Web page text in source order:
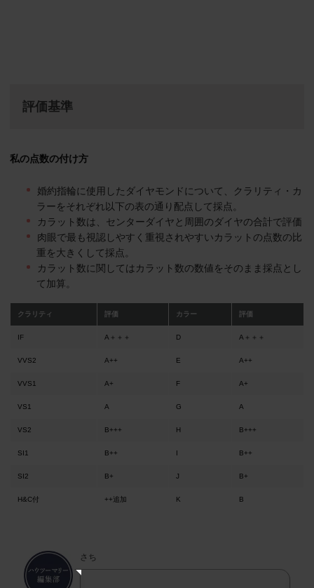
評価基準
私の点数の付け方
婚約指輪に使用したダイヤモンドについて、クラリティ・カ
ラーをそれぞれ以下の表の通り配点して採点。
カラット数は、センターダイヤと周囲のダイヤの合計で評価
肉眼で最も視認しやすく重視されやすいカラットの点数の比
重を大きくして採点。
カラット数に関してはカラット数の数値をそのまま採点とし
て加算。
クラリティ 評価 カラー 評価
IF A＋＋＋ D A＋＋＋
VVS2 A++ E A++
VVS1 A+ F A+
VS1 A G A
VS2 B+++ H B+++
SI1 B++ B++
SI2 B+ J B+
H&C付 ++追加 K B
さち